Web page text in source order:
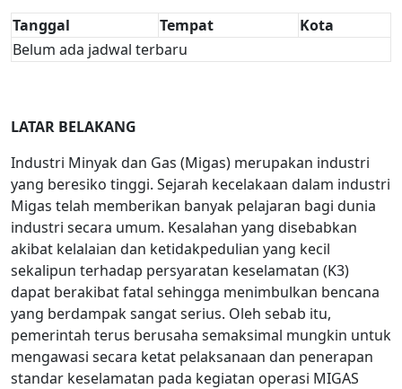
Tanggal Tempat
Kota
Belum ada jadwal terbaru
LATAR BELAKANG
Industri Minyak dan Gas (Migas) merupakan industri
yang beresiko tinggi. Sejarah kecelakaan dalam industri
Migas telah memberikan banyak pelajaran bagi dunia
industri secara umum. Kesalahan yang disebabkan
akibat kelalaian dan ketidakpedulian yang kecil
sekalipun terhadap persyaratan keselamatan (K3)
dapat berakibat fatal sehingga menimbulkan bencana
yang berdampak sangat serius. Oleh sebab itu,
pemerintah terus berusaha semaksimal mungkin untuk
mengawasi secara ketat pelaksanaan dan penerapan
standar keselamatan pada kegiatan operasi MIGAS